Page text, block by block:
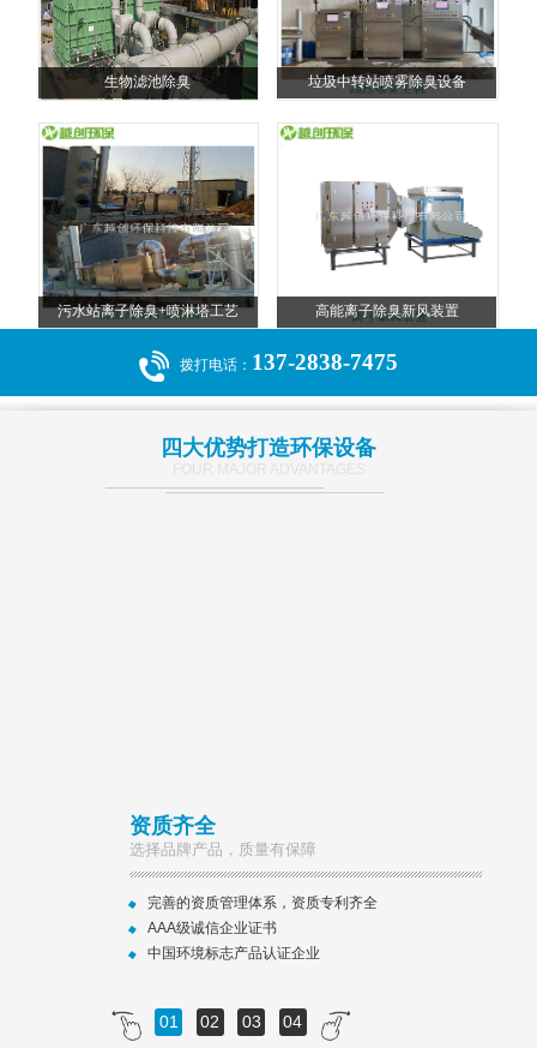
生物滤池除臭 垃圾中转站喷雾除臭设备
污水站离子除臭+喷淋塔工艺 高能离子除臭新风装置
拨打电话： 137-2838-7475
四大优势打造环保设备
资质齐全
选择品牌产品，质量有保障
完善的资质管理体系，资质专利齐全
AAA级诚信企业证书
中国环境标志产品认证企业
01 02 03 04